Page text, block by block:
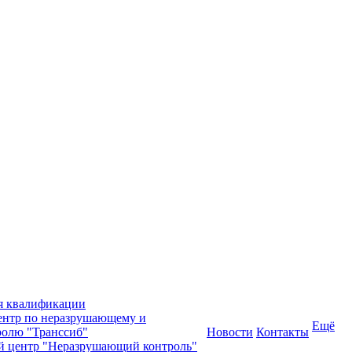
квалификации
по неразрушающему и
"Транссиб"
центр "Неразрушающий контроль"
Новости Контакты Ещё